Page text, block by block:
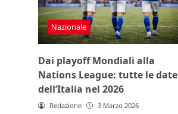
Nazionale
Dai playoff Mondiali alla
Nations League: tutte le date
dell’Italia nel 2026
Redazione 3 Marzo 2026